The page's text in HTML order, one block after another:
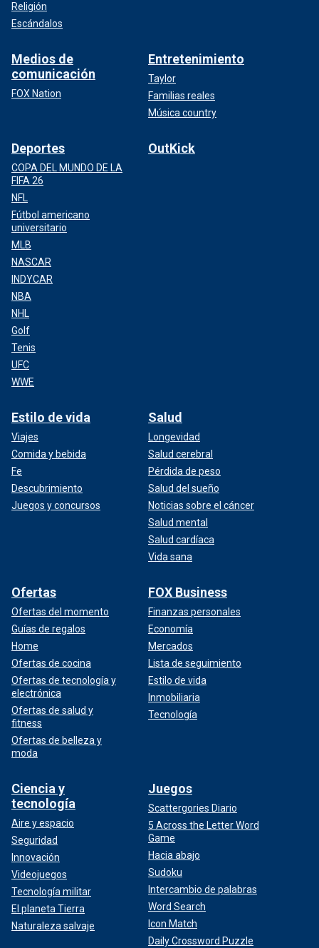
Religión
Escándalos
Medios de
comunicación
FOX Nation
Entretenimiento
Taylor
Familias reales
Música country
Deportes
COPA DEL MUNDO DE LA
FIFA 26
NFL
Fútbol americano
universitario
MLB
NASCAR
INDYCAR
NBA
NHL
Golf
Tenis
UFC
WWE
OutKick
Estilo de vida
Viajes
Comida y bebida
Fe
Descubrimiento
Juegos y concursos
Salud
Longevidad
Salud cerebral
Pérdida de peso
Salud del sueño
Noticias sobre el cáncer
Salud mental
Salud cardíaca
Vida sana
Ofertas
Ofertas del momento
Guías de regalos
Home
Ofertas de cocina
Ofertas de tecnología y
electrónica
Ofertas de salud y
fitness
Ofertas de belleza y
moda
FOX Business
Finanzas personales
Economía
Mercados
Lista de seguimiento
Estilo de vida
Inmobiliaria
Tecnología
Ciencia y
tecnología
Aire y espacio
Seguridad
Innovación
Videojuegos
Tecnología militar
El planeta Tierra
Naturaleza salvaje
Juegos
Scattergories Diario
5 Across the Letter Word
Game
Hacia abajo
Sudoku
Intercambio de palabras
Word Search
Icon Match
Daily Crossword Puzzle